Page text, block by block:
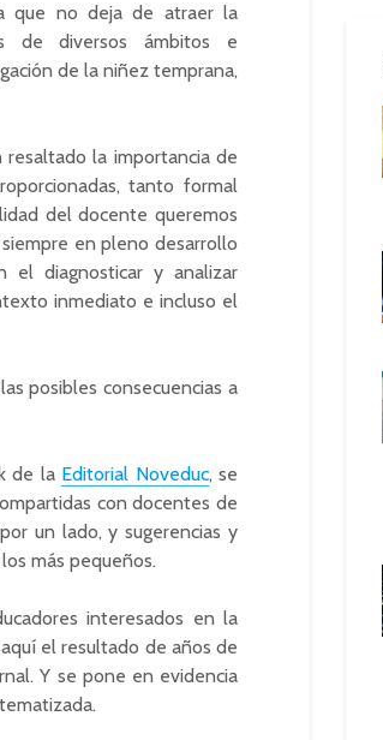
que no deja de atraer la
de diversos ámbitos e
de la niñez temprana,
la importancia de
tanto formal
del docente queremos
en pleno desarrollo
el diagnosticar y analizar
inmediato e incluso el
posibles consecuencias a
de la Editorial Noveduc, se
con docentes de
un lado, y sugerencias y
más pequeños.
interesados en la
el resultado de años de
Y se pone en evidencia